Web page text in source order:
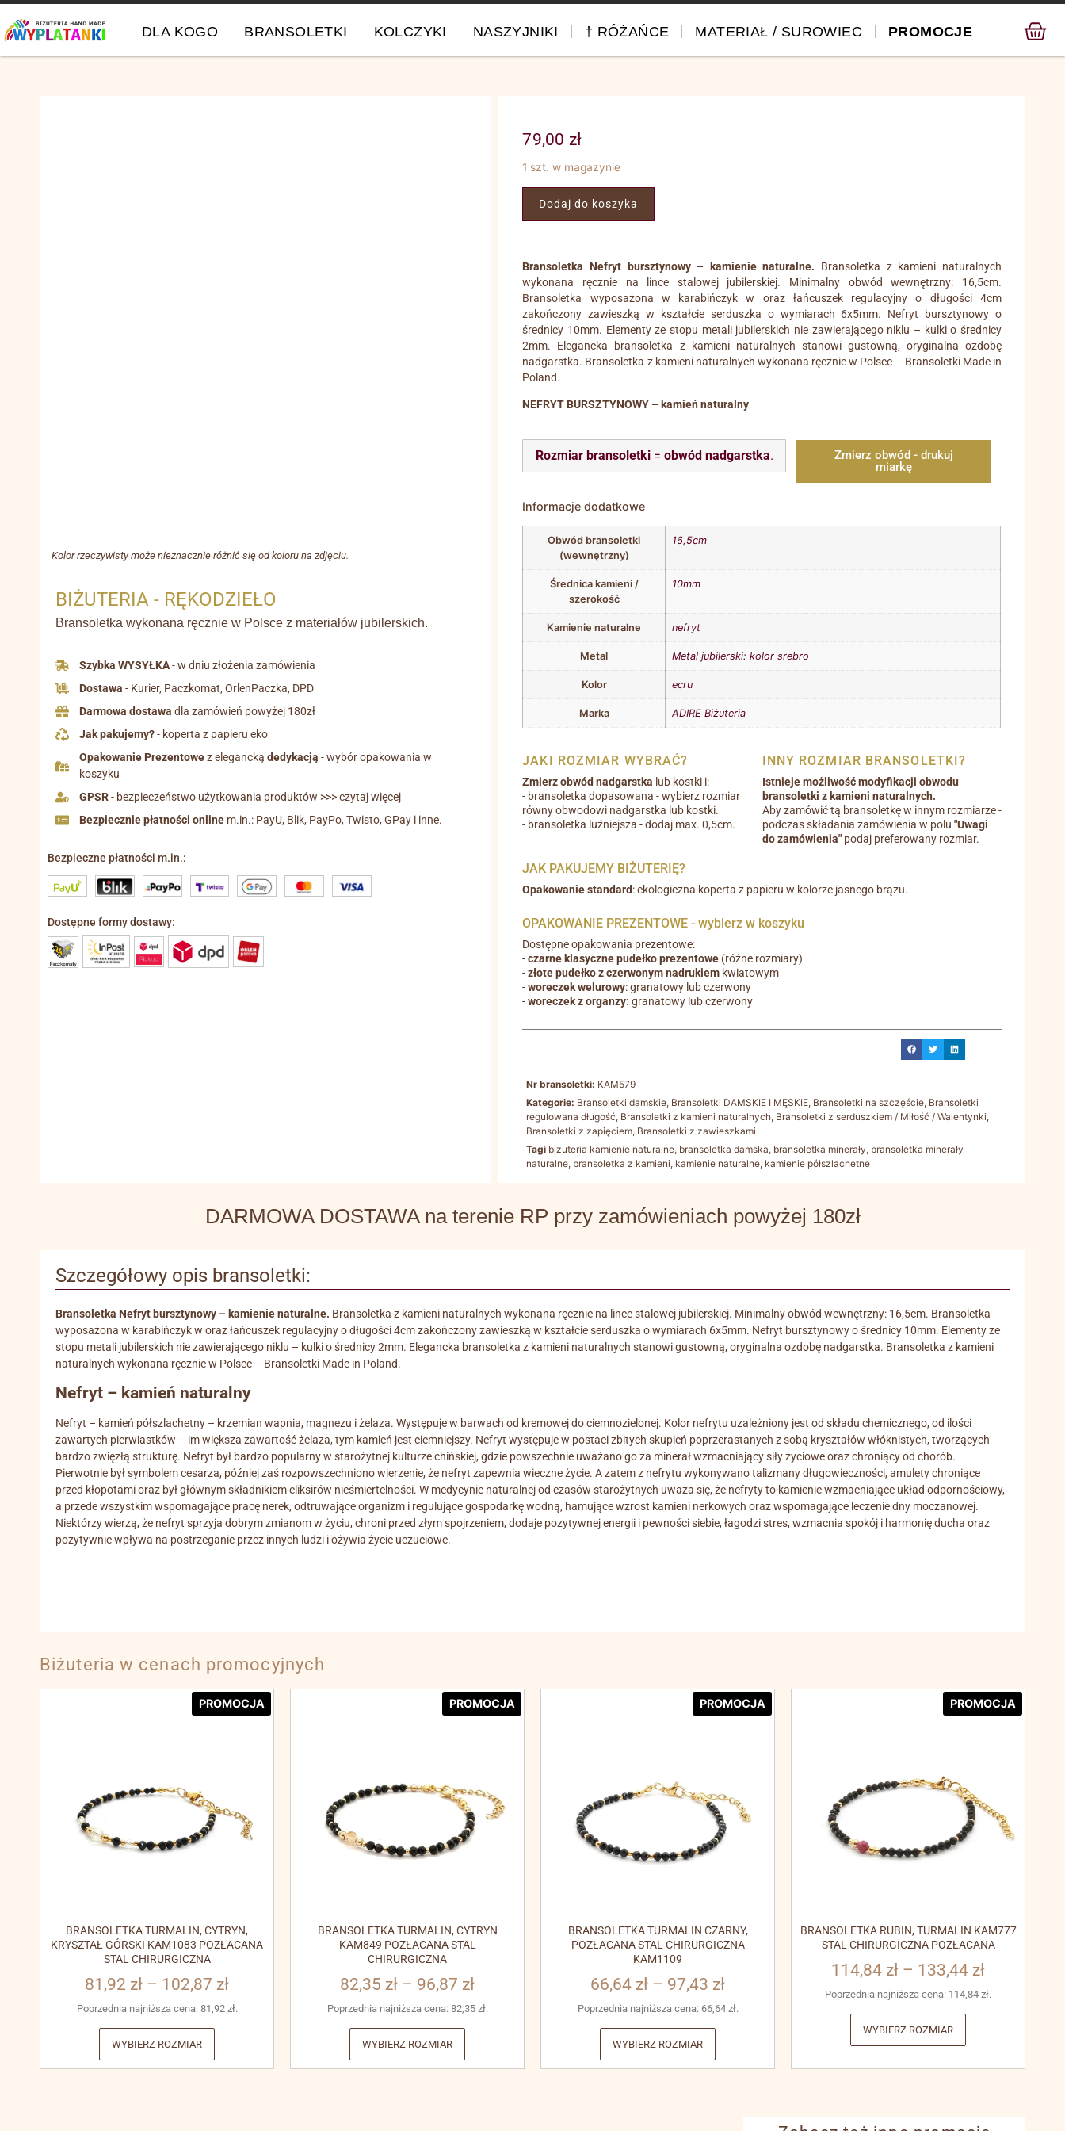
DLA KOGO BRANSOLETKI KOLCZYKI NASZYJNIKI † RÓŻAŃCE MATERIAŁ / SUROWIEC PROMOCJE
Kolor rzeczywisty może nieznacznie różnić się od koloru na zdjęciu.
BIŻUTERIA - RĘKODZIEŁO
Bransoletka wykonana ręcznie w Polsce z materiałów jubilerskich.
Szybka WYSYŁKA- w dniu złożenia zamówienia
Dostawa - Kurier, Paczkomat, OrlenPaczka, DPD
Darmowa dostawa dla zamówień powyżej 180zł
Jak pakujemy?- koperta z papieru eko
Opakowanie Prezentowez eleganckądedykacją - wybór opakowania w
koszyku
GPSR- bezpieczeństwo użytkowania produktów >>> czytaj więcej
Bezpiecznie płatności online m.in.: PayU, Blik, PayPo, Twisto, GPay i inne.
Bezpieczne płatności m.in.:
Dostępne formy dostawy:
79,00 zł
1 szt. w magazynie
Dodaj do koszyka
Bransoletka Nefryt bursztynowy – kamienie naturalne. Bransoletka z kamieni naturalnych
wykonana ręcznie na lince stalowej jubilerskiej. Minimalny obwód wewnętrzny: 16,5cm.
Bransoletka wyposażona w karabińczyk w oraz łańcuszek regulacyjny o długości 4cm
zakończony zawieszką w kształcie serduszka o wymiarach 6x5mm. Nefryt bursztynowy o
średnicy 10mm. Elementy ze stopu metali jubilerskich nie zawierającego niklu – kulki o średnicy
2mm. Elegancka bransoletka z kamieni naturalnych stanowi gustowną, oryginalna ozdobę
nadgarstka. Bransoletka z kamieni naturalnych wykonana ręcznie w Polsce – Bransoletki Made in
Poland.
NEFRYT BURSZTYNOWY – kamień naturalny
Rozmiar bransoletki= obwód nadgarstka.
Zmierz obwód - drukuj
miarkę
Informacje dodatkowe
Obwód bransoletki
(wewnętrzny)
16,5cm
Średnica kamieni /
szerokość
10mm
Kamienie naturalne nefryt
Metal Metal jubilerski: kolor srebro
Kolor ecru
Marka ADIRE Biżuteria
JAKI ROZMIAR WYBRAĆ?
Zmierz obwód nadgarstka lub kostki i:
- bransoletka dopasowana - wybierz rozmiar
równy obwodowi nadgarstka lub kostki.
- bransoletka luźniejsza - dodaj max. 0,5cm.
INNY ROZMIAR BRANSOLETKI?
Istnieje możliwość modyfikacji obwodu
bransoletki z kamieni naturalnych.
Aby zamówić tą bransoletkę w innym rozmiarze -
podczas składania zamówienia w polu "Uwagi
do zamówienia"podaj preferowany rozmiar.
JAK PAKUJEMY BIŻUTERIĘ?
Opakowanie standard: ekologiczna koperta z papieru w kolorze jasnego brązu.
OPAKOWANIE PREZENTOWE - wybierz w koszyku
Dostępne opakowania prezentowe:
-czarne klasyczne pudełko prezentowe (różne rozmiary)
-złote pudełko z czerwonym nadrukiem kwiatowym
-woreczek welurowy: granatowy lub czerwony
-woreczek z organzy: granatowy lub czerwony
Nr bransoletki: KAM579
Kategorie: Bransoletki damskie, Bransoletki DAMSKIE I MĘSKIE, Bransoletki na szczęście, Bransoletki
regulowana długość, Bransoletki z kamieni naturalnych, Bransoletki z serduszkiem / Miłość / Walentynki,
Bransoletki z zapięciem, Bransoletki z zawieszkami
Tagi biżuteria kamienie naturalne, bransoletka damska, bransoletka minerały, bransoletka minerały
naturalne, bransoletka z kamieni, kamienie naturalne, kamienie półszlachetne
DARMOWA DOSTAWA na terenie RP przy zamówieniach powyżej 180zł
Szczegółowy opis bransoletki:
Bransoletka Nefryt bursztynowy – kamienie naturalne. Bransoletka z kamieni naturalnych wykonana ręcznie na lince stalowej jubilerskiej. Minimalny obwód wewnętrzny: 16,5cm. Bransoletka
wyposażona w karabińczyk w oraz łańcuszek regulacyjny o długości 4cm zakończony zawieszką w kształcie serduszka o wymiarach 6x5mm. Nefryt bursztynowy o średnicy 10mm. Elementy ze
stopu metali jubilerskich nie zawierającego niklu – kulki o średnicy 2mm. Elegancka bransoletka z kamieni naturalnych stanowi gustowną, oryginalna ozdobę nadgarstka. Bransoletka z kamieni
naturalnych wykonana ręcznie w Polsce – Bransoletki Made in Poland.
Nefryt – kamień naturalny
Nefryt – kamień półszlachetny – krzemian wapnia, magnezu i żelaza. Występuje w barwach od kremowej do ciemnozielonej. Kolor nefrytu uzależniony jest od składu chemicznego, od ilości
zawartych pierwiastków – im większa zawartość żelaza, tym kamień jest ciemniejszy. Nefryt występuje w postaci zbitych skupień poprzerastanych z sobą kryształów włóknistych, tworzących
bardzo zwięzłą strukturę. Nefryt był bardzo popularny w starożytnej kulturze chińskiej, gdzie powszechnie uważano go za minerał wzmacniający siły życiowe oraz chroniący od chorób.
Pierwotnie był symbolem cesarza, później zaś rozpowszechniono wierzenie, że nefryt zapewnia wieczne życie. A zatem z nefrytu wykonywano talizmany długowieczności, amulety chroniące
przed kłopotami oraz był głównym składnikiem eliksirów nieśmiertelności. W medycynie naturalnej od czasów starożytnych uważa się, że nefryty to kamienie wzmacniające układ odpornościowy,
a przede wszystkim wspomagające pracę nerek, odtruwające organizm i regulujące gospodarkę wodną, hamujące wzrost kamieni nerkowych oraz wspomagające leczenie dny moczanowej.
Niektórzy wierzą, że nefryt sprzyja dobrym zmianom w życiu, chroni przed złym spojrzeniem, dodaje pozytywnej energii i pewności siebie, łagodzi stres, wzmacnia spokój i harmonię ducha oraz
pozytywnie wpływa na postrzeganie przez innych ludzi i ożywia życie uczuciowe.
Biżuteria w cenach promocyjnych
PROMOCJA
BRANSOLETKA TURMALIN, CYTRYN,
KRYSZTAŁ GÓRSKI KAM1083 POZŁACANA
STAL CHIRURGICZNA
81,92 zł – 102,87 zł
Poprzednia najniższa cena: 81,92 zł.
WYBIERZ ROZMIAR
PROMOCJA
BRANSOLETKA TURMALIN, CYTRYN
KAM849 POZŁACANA STAL
CHIRURGICZNA
82,35 zł – 96,87 zł
Poprzednia najniższa cena: 82,35 zł.
WYBIERZ ROZMIAR
PROMOCJA
BRANSOLETKA TURMALIN CZARNY,
POZŁACANA STAL CHIRURGICZNA
KAM1109
66,64 zł – 97,43 zł
Poprzednia najniższa cena: 66,64 zł.
WYBIERZ ROZMIAR
PROMOCJA
BRANSOLETKA RUBIN, TURMALIN KAM777
STAL CHIRURGICZNA POZŁACANA
114,84 zł – 133,44 zł
Poprzednia najniższa cena: 114,84 zł.
WYBIERZ ROZMIAR